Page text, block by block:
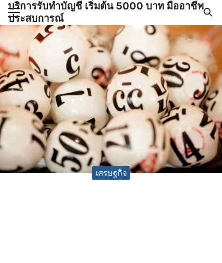
Skip
content
บริการรับทำบัญชี เริ่มต้น 5000 บาท มืออาชีพ
ประสบการณ์
ญชีและภาษีครบวงจร |
Search
เศรษฐกิจ